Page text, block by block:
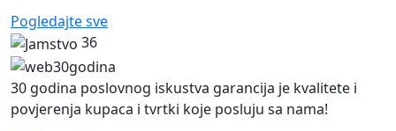
Pogledajte sve
36
30 godina poslovnog iskustva garancija je kvalitete i
povjerenja kupaca i tvrtki koje posluju sa nama!